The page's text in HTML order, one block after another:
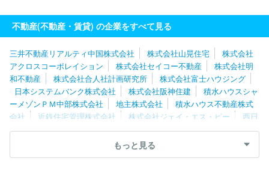
産株式会社
日本ハウズイング株式会社
住友不動産ステップ株式
会社
明和地所株式会社
独立行政法人都市再生機構（UR都市機
ゾンＰＭ東京株式会社
株式会社日本財託
不動産(不動産・賃貸) の企業をすべて見る
三井不動産リアルティ中国株式会社 株式会社山晃住宅
株式会社
アクロスコーポレイション
株式会社セイコー不動産
株式会社明
和不動産
株式会社合人社計画研究所
株式会社富士ハウジング
日本システムバンク株式会社
株式会社阪神住建
積水ハウスシャ
ーメゾンＰＭ中部株式会社
地主株式会社
積水ハウス不動産株式
会社
近鉄住宅管理株式会社 株式会社ジェイ・エス・ビー
西日
本高速道路サービス・ホールディングス株式会社
株式会社ニッショ
ケイアイスター不動産株式会社 株式会社アップル
株式会社
平和不動産
もっと見る